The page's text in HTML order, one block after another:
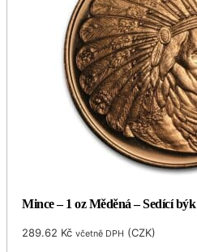
Mince – 1 oz Měděná – Sedící býk
289.62 Kč včetně DPH (CZK)